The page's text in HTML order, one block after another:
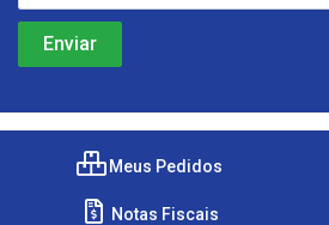
Meus Pedidos
Notas Fiscais